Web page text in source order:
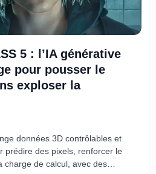
5 : l’IA générative
pour pousser le
exploser la
données 3D contrôlables et
prédire des pixels, renforcer le
charge de calcul, avec des